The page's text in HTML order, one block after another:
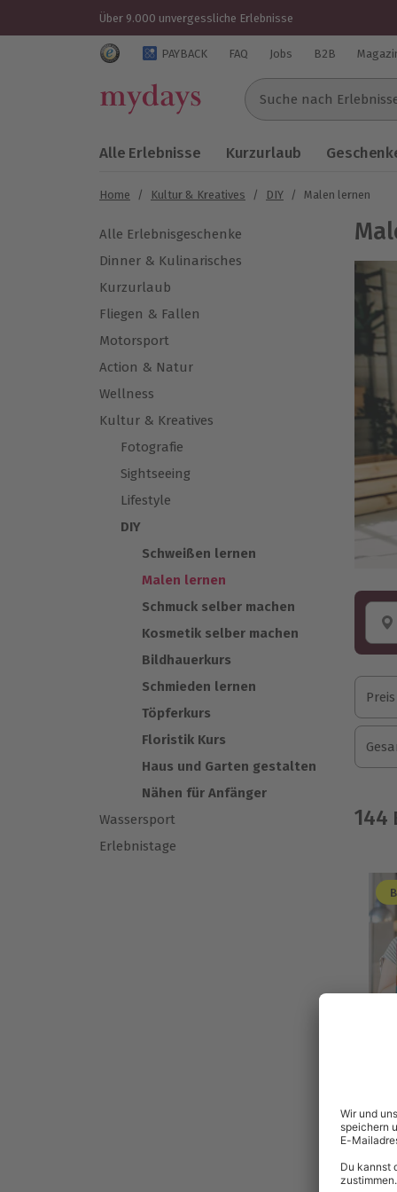
Über 9.000 unvergessliche Erlebnisse
Trustedshops Bewertungen für mydays.de
PAYBACK FAQ Jobs B2B
Suche nach
Alle Erlebnisse Kurzurlaub
Home / Kultur & Kreatives / DIY / Malen lernen
Alle Erlebnisgeschenke
Dinner & Kulinarisches
Kurzurlaub
Fliegen & Fallen
Motorsport
Action & Natur
Wellness
Kultur & Kreatives
Fotografie
Sightseeing
Lifestyle
DIY
Schweißen lernen
Malen lernen
Schmuck selber machen
Kosmetik selber machen
Bildhauerkurs
Schmieden lernen
Töpferkurs
Floristik Kurs
Haus und Garten gestalten
Nähen für Anfänger
Wassersport
Erlebnistage
Preis
144